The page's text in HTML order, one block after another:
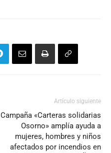
Artículo siguiente
Campaña «Carteras solidarias
Osorno» amplía ayuda a
mujeres, hombres y niños
afectados por incendios en